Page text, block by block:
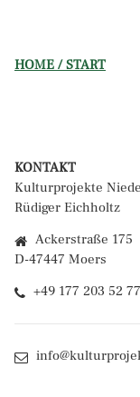
HOME / START
KONTAKT
Kulturprojekte
Rüdiger Eichholtz
Ackerstraße 175
D-47447 Moers
+49 177 203 52 77